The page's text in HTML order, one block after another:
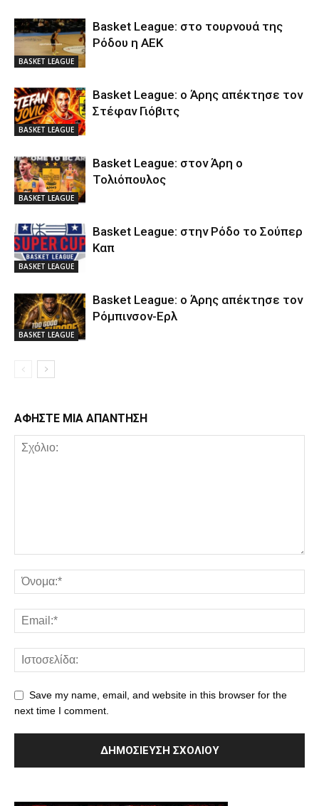
BASKET LEAGUE
Basket League: στο τουρνουά της
Ρόδου η ΑΕΚ
BASKET LEAGUE
Basket League: ο Άρης απέκτησε τον
Στέφαν Γιόβιτς
BASKET LEAGUE
Basket League: στον Άρη ο
Τολιόπουλος
BASKET LEAGUE
Basket League: στην Ρόδο το Σούπερ
Καπ
BASKET LEAGUE
Basket League: ο Άρης απέκτησε τον
Ρόμπινσον-Ερλ
ΑΦΗΣΤΕ ΜΙΑ ΑΠΑΝΤΗΣΗ
Save my name, email, and website in this browser for the
next time I comment.